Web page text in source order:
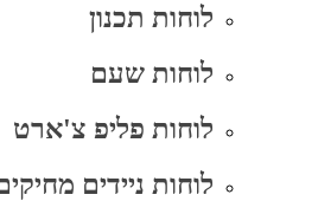
לוחות תכנון
לוחות שעם
לוחות פליפ צ'ארט
לוחות ניידים